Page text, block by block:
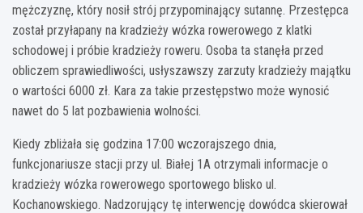
mężczyznę, który nosił strój przypominający sutannę. Przestępca
został przyłapany na kradzieży wózka rowerowego z klatki
schodowej i próbie kradzieży roweru. Osoba ta stanęła przed
obliczem sprawiedliwości, usłyszawszy zarzuty kradzieży majątku
o wartości 6000 zł. Kara za takie przestępstwo może wynosić
nawet do 5 lat pozbawienia wolności.
Kiedy zbliżała się godzina 17:00 wczorajszego dnia,
funkcjonariusze stacji przy ul. Białej 1A otrzymali informacje o
kradzieży wózka rowerowego sportowego blisko ul.
Kochanowskiego. Nadzorujący tę interwencję dowódca skierował